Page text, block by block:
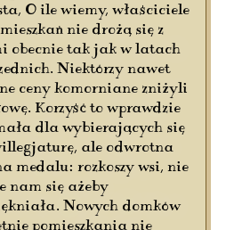
O ile wiemy, właściciele
nie drożą się z
obecnie tak jak w latach
Niektórzy nawet
ceny komorniane zniżyli
Korzyść to wprawdzie
dla wybierających się
ale odwrotna
medalu: rozkoszy wsi, nie
nam się ażeby
Nowych domków
pomieszkania nie